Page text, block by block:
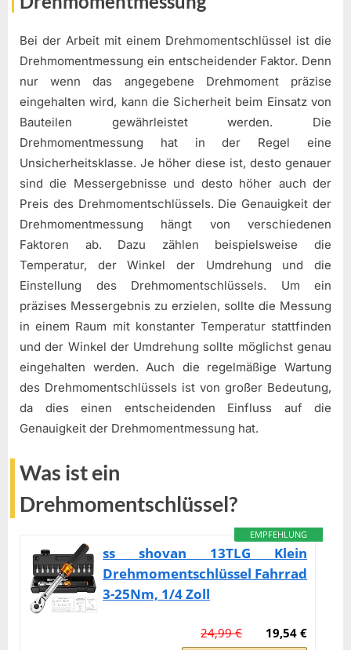
Bei der Arbeit mit einem Drehmomentschlüssel ist die
Drehmomentmessung ein entscheidender Faktor. Denn
nur wenn das angegebene Drehmoment präzise
eingehalten wird, kann die Sicherheit beim Einsatz von
Bauteilen gewährleistet werden. Die
Drehmomentmessung hat in der Regel eine
Unsicherheitsklasse. Je höher diese ist, desto genauer
sind die Messergebnisse und desto höher auch der
Preis des Drehmomentschlüssels. Die Genauigkeit der
Drehmomentmessung hängt von verschiedenen
Faktoren ab. Dazu zählen beispielsweise die
Temperatur, der Winkel der Umdrehung und die
Einstellung des Drehmomentschlüssels. Um ein
präzises Messergebnis zu erzielen, sollte die Messung
in einem Raum mit konstanter Temperatur stattfinden
und der Winkel der Umdrehung sollte möglichst genau
eingehalten werden. Auch die regelmäßige Wartung
des Drehmomentschlüssels ist von großer Bedeutung,
da dies einen entscheidenden Einfluss auf die
Genauigkeit der Drehmomentmessung hat.
Was ist ein
Drehmomentschlüssel?
EMPFEHLUNG
ss shovan 13TLG Klein
Drehmomentschlüssel Fahrrad
3-25Nm, 1/4 Zoll
19,54 €
24,99 €